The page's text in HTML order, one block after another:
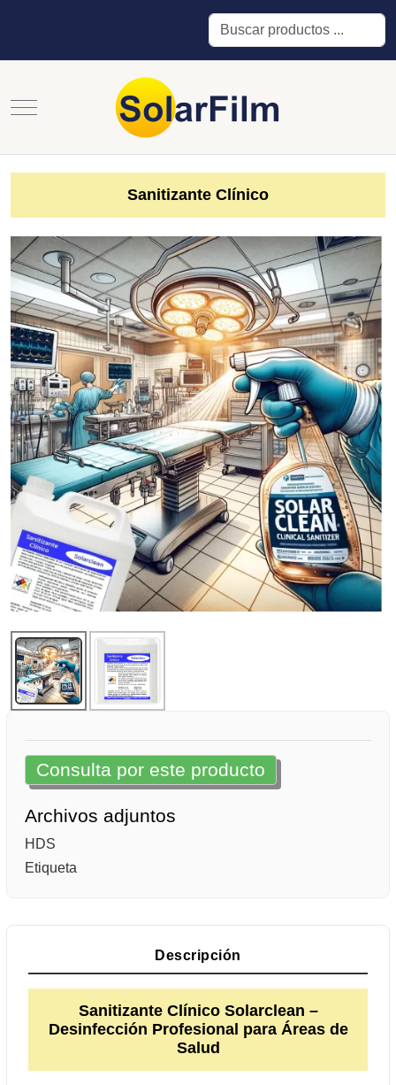
Buscar
Mobile Menu Toggle
Sanitizante Clínico
Consulta por este producto
Archivos adjuntos
HDS
Etiqueta
Descripción
Sanitizante Clínico Solarclean –
Desinfección Profesional para Áreas de
Salud